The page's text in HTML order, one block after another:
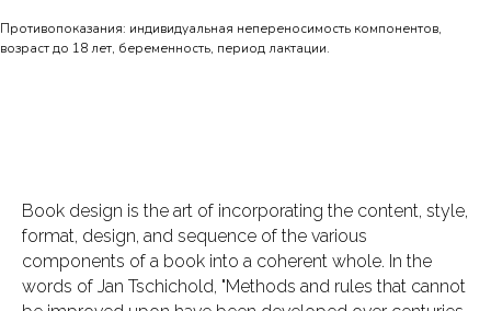
Противопоказания: индивидуальная непереносимость компонентов,
возраст до 18 лет, беременность, период лактации.
Book design is the art of incorporating the content, style,
format, design, and sequence of the various
components of a book into a coherent whole. In the
words of Jan Tschichold, "Methods and rules that cannot